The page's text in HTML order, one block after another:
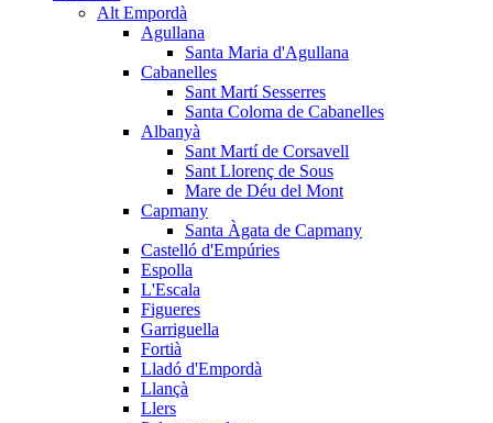
Alt Empordà
Agullana
Santa Maria d'Agullana
Cabanelles
Sant Martí Sesserres
Santa Coloma de Cabanelles
Albanyà
Sant Martí de Corsavell
Sant Llorenç de Sous
Mare de Déu del Mont
Capmany
Santa Àgata de Capmany
Castelló d'Empúries
Espolla
L'Escala
Figueres
Garriguella
Fortià
Lladó d'Empordà
Llançà
Llers